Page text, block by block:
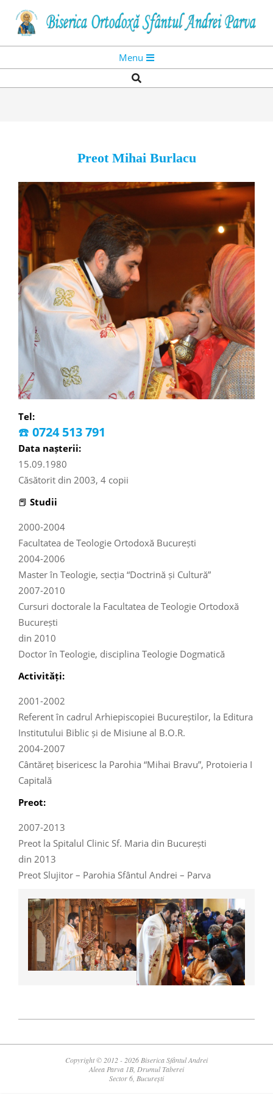
content
Navigation
Menu
Menu
Search
Preot Mihai Burlacu
Tel:
☎️ 0724 513 791
Data nașterii:
15.09.1980
Căsătorit din 2003, 4 copii
📕 Studii
2000-2004
Facultatea de Teologie Ortodoxă București
2004-2006
Master în Teologie, secția “Doctrină și Cultură”
2007-2010
Cursuri doctorale la Facultatea de Teologie Ortodoxă
București
din 2010
Doctor în Teologie, disciplina Teologie Dogmatică
Activități:
2001-2002
Referent în cadrul Arhiepiscopiei Bucureștilor, la Editura
Institutului Biblic și de Misiune al B.O.R.
2004-2007
Cântăreț bisericesc la Parohia “Mihai Bravu”, Protoieria I
Capitală
Preot:
2007-2013
Preot la Spitalul Clinic Sf. Maria din București
din 2013
Preot Slujitor – Parohia Sfântul Andrei – Parva
09-
Copyright © 2012 - 2026 Biserica Sfântul Andrei
Aleea Parva 1B, Drumul Taberei
Sector 6, București